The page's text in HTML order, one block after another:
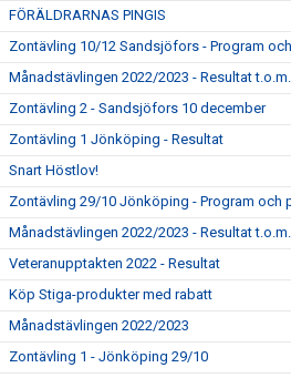
FÖRÄLDRARNAS PINGIS
Zontävling 10/12 Sandsjöfors - Program
Månadstävlingen 2022/2023 - Resultat
Zontävling 2 - Sandsjöfors 10 december
Zontävling 1 Jönköping - Resultat
Snart Höstlov!
Zontävling 29/10 Jönköping - Program och
Månadstävlingen 2022/2023 - Resultat
Veteranupptakten 2022 - Resultat
Köp Stiga-produkter med rabatt
Månadstävlingen 2022/2023
Zontävling 1 - Jönköping 29/10